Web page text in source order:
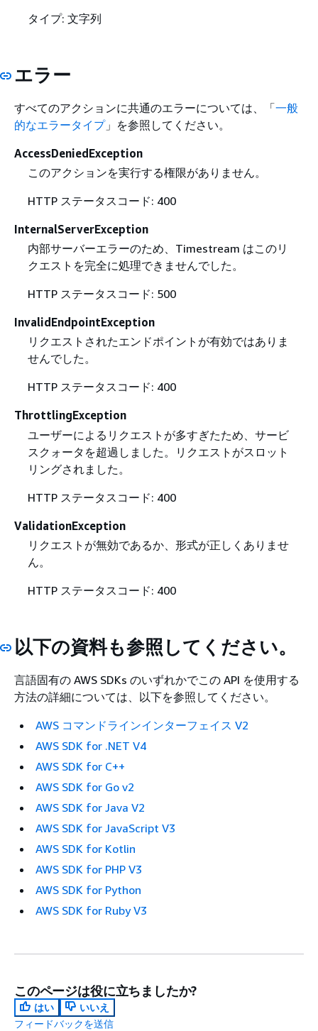
タイプ: 文字列
エラー
すべてのアクションに共通のエラーについては、「一般
的なエラータイプ」を参照してください。
AccessDeniedException
このアクションを実行する権限がありません。
HTTP ステータスコード: 400
InternalServerException
内部サーバーエラーのため、Timestream はこのリ
クエストを完全に処理できませんでした。
HTTP ステータスコード: 500
InvalidEndpointException
リクエストされたエンドポイントが有効ではありま
せんでした。
HTTP ステータスコード: 400
ThrottlingException
ユーザーによるリクエストが多すぎたため、サービ
スクォータを超過しました。リクエストがスロット
リングされました。
HTTP ステータスコード: 400
ValidationException
リクエストが無効であるか、形式が正しくありませ
ん。
HTTP ステータスコード: 400
以下の資料も参照してください。
言語固有の AWS SDKs のいずれかでこの API を使用する
方法の詳細については、以下を参照してください。
AWS コマンドラインインターフェイス V2
AWS SDK for .NET V4
AWS SDK for C++
AWS SDK for Go v2
AWS SDK for Java V2
AWS SDK for JavaScript V3
AWS SDK for Kotlin
AWS SDK for PHP V3
AWS SDK for Python
AWS SDK for Ruby V3
このページは役に立ちましたか?
はい
いいえ
フィードバックを送信